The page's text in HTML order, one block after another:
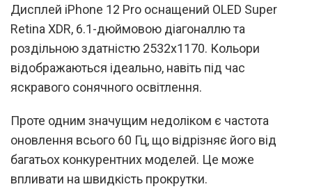
Дисплей iPhone 12 Pro оснащений OLED Super
Retina XDR, 6.1-дюймовою діагоналлю та
роздільною здатністю 2532х1170. Кольори
відображаються ідеально, навіть під час
яскравого сонячного освітлення.
Проте одним значущим недоліком є частота
оновлення всього 60 Гц, що відрізняє його від
багатьох конкурентних моделей. Це може
впливати на швидкість прокрутки.